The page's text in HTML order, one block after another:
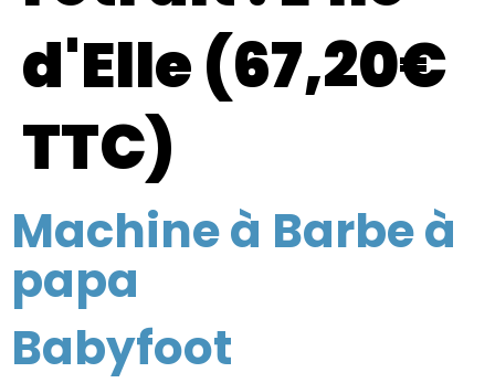
d'Elle (67,20€
TTC)
Machine à Barbe à
papa
Babyfoot